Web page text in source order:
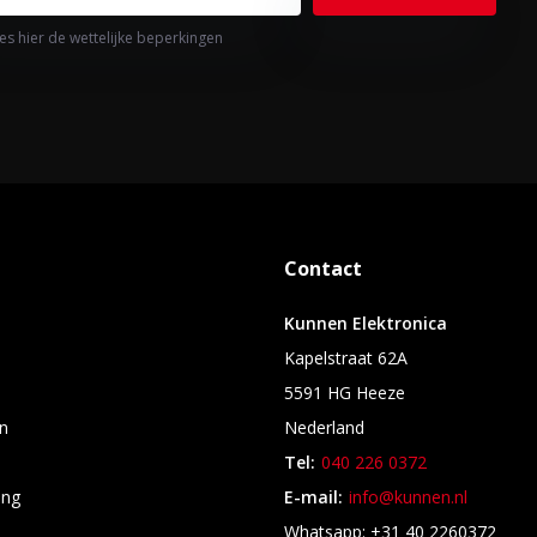
hier de wettelijke beperkingen
Contact
Kunnen Elektronica
Kapelstraat 62A
5591 HG Heeze
Nederland
Tel: 040 226 0372
E-mail: info@kunnen.nl
Whatsapp: +31 40 2260372